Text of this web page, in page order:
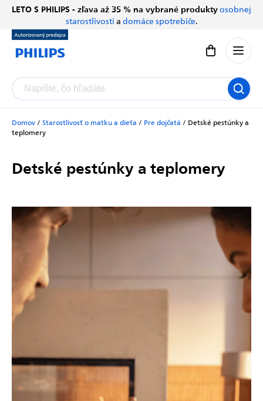
Prejsť
obsah
LETO S PHILIPS - zľava až 35 % na vybrané produktyosobnej
starostlivosti a domáce spotrebiče.
Nákupný
Domov / Starostlivosť o matku a dieťa / Pre dojčatá / Detské pestúnky a
teplomery
Detské pestúnky a teplomery
Chatbot Filip
Autorizovaný predajce